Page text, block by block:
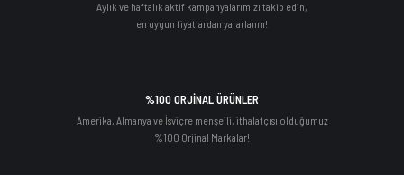
Aylık ve haftalık aktif kampanyalarımızı takip edin,
en uygun fiyatlardan yararlanın!
%100 ORJİNAL ÜRÜNLER
Amerika, Almanya ve İsviçre menşeili, ithalatçısı olduğumuz
%100 Orjinal Markalar!